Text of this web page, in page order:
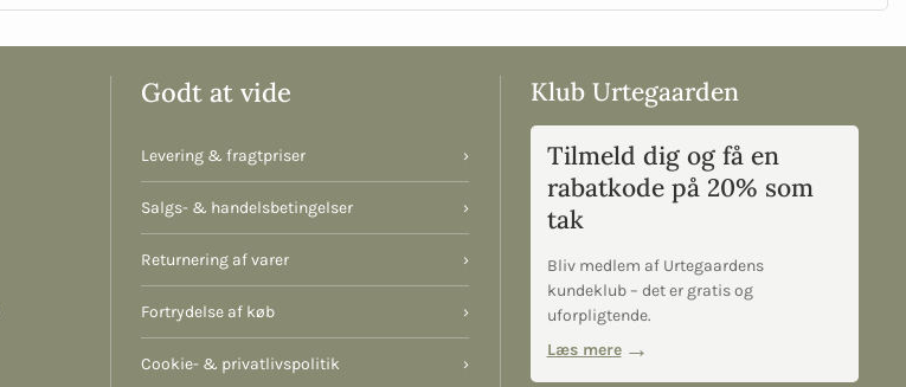
Godt at vide
Levering & fragtpriser ›
Salgs- & handelsbetingelser ›
Returnering af varer ›
Fortrydelse af køb ›
Cookie- & privatlivspolitik ›
Klub Urtegaarden
Tilmeld dig og få en
rabatkode på 20% som
tak
Bliv medlem af Urtegaardens
kundeklub – det er gratis og
uforpligtende.
Læs mere